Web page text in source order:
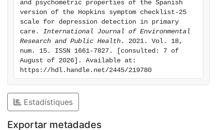
is well-accepted by PC patients.
and psychometric properties of the Spanish
version of the Hopkins symptom checklist-25
scale for depression detection in primary
care. International Journal of Environmental
Research and Public Health . 2021. Vol. 18,
num. 15. ISSN 1661-7827. [consulted: 7 of
August of 2026]. Available at:
https://hdl.handle.net/2445/219780
Estadístiques
Exportar metadades